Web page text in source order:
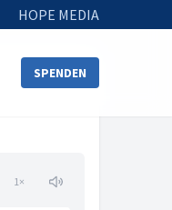
HOPE MEDIA
SPENDEN
1×